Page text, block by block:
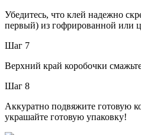
Убедитесь, что клей надежно
первый) из гофрированной или
Шаг 7
Верхний край коробочки
Шаг 8
Аккуратно подвяжите готовую
украшайте готовую упаковку!